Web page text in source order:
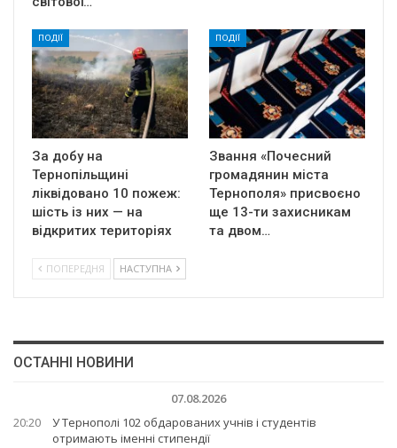
ПОДІЇ
За добу на
Тернопільщині
ліквідовано 10 пожеж:
шість із них — на
відкритих територіях
ПОДІЇ
Звання «Почесний
громадянин міста
Тернополя» присвоєно
ще 13-ти захисникам
та двом…
ПОПЕРЕДНЯ НАСТУПНА
ОСТАННІ НОВИНИ
07.08.2026
20:20
У Тернополі 102 обдарованих учнів і студентів
отримають іменні стипендії